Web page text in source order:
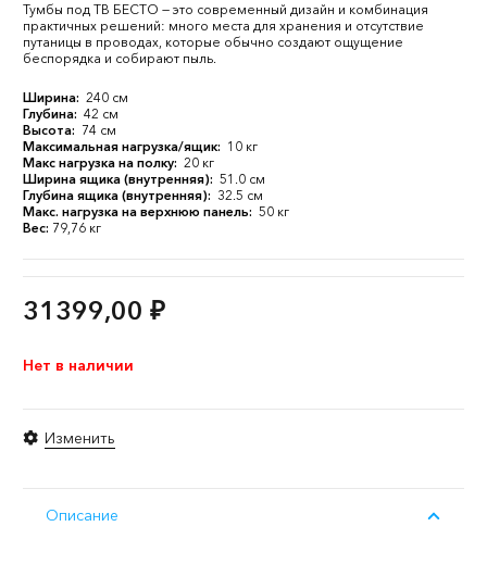
Тумбы под ТВ БЕСТО — это современный дизайн и комбинация
практичных решений: много места для хранения и отсутствие
путаницы в проводах, которые обычно создают ощущение
беспорядка и собирают пыль.
Ширина: 240 см
Глубина: 42 см
Высота: 74 см
Максимальная нагрузка/ящик: 10 кг
Макс нагрузка на полку: 20 кг
Ширина ящика (внутренняя): 51.0 см
Глубина ящика (внутренняя): 32.5 см
Макс. нагрузка на верхнюю панель: 50 кг
Вес: 79,76 кг
31399,00 ₽
Нет в наличии
Изменить
Описание